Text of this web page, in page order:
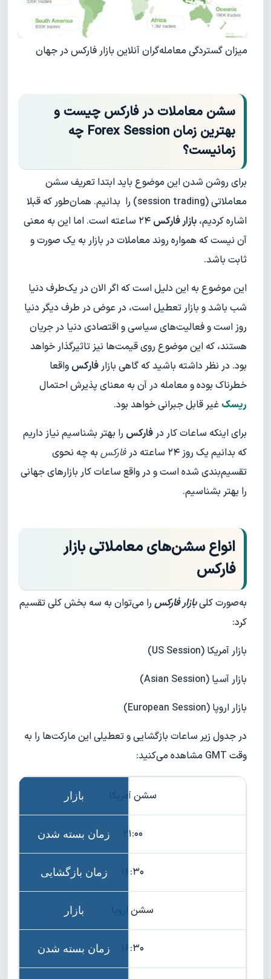
میزان گستردگی معامله‌گران آنلاین بازار فارکس در جهان
سشن معاملات در فارکس چیست و
بهترین زمان Forex Session چه
زمانیست؟
برای روشن شدن این موضوع باید ابتدا تعریف سشن
معاملاتی (session trading) را بدانیم. همان‌طور که قبلا
اشاره کردیم، بازار فارکس
۲۴ ساعته است. اما این به معنی
آن نیست که همواره روند معاملات در بازار به یک صورت و
ثابت باشد.
این موضوع به این دلیل است که اگر الان در یک‌طرف دنیا
شب باشد و بازار تعطیل است، در عوض در طرف دیگر دنیا
روز است و فعالیت‌های سیاسی و اقتصادی دنیا در جریان
هستند، که این موضوع روی قیمت‌ها نیز تاثیرگذار خواهد
بود. در نظر داشته باشید که گاهی بازارفارکس واقعا
خطرناک بوده و معامله در آن به معنای پذیرش احتمال
ریسک غیر قابل جبرانی خواهد بود.
برای اینکه ساعات کار درفارکس را بهتر بشناسیم نیاز داریم
که بدانیم یک روز ۲۴ ساعته در
فارکس به چه نحوی
تقسیم‌بندی شده است و در واقع ساعات کار بازارهای جهانی
را بهتر بشناسیم.
انواع سشن‌های معاملاتی بازار
فارکس
به‌صورت کلیبازار فارکس را می‌توان به سه بخش کلی تقسیم
کرد:
بازار آمریکا (US Session)
بازار آسیا (Asian Session)
بازار اروپا (European Session)
در جدول زیر ساعات بازگشایی و تعطیلی این مارکت‌ها را به
وقت GMT مشاهده می‌کنید:
سشن آمریکا
۲۱:۰۰
۱۶:۳۰
سشن اروپا
۱۶:۳۰